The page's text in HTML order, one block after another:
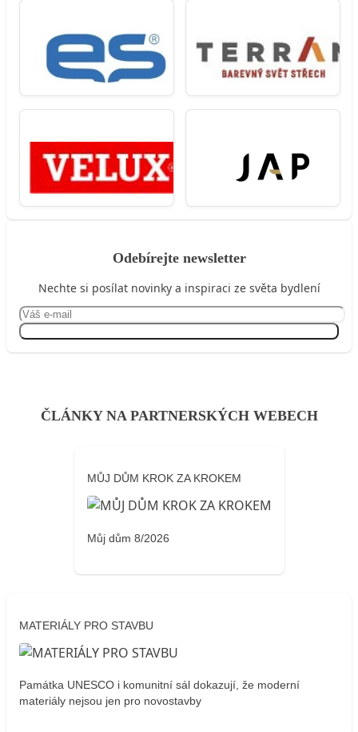
Odebírejte newsletter
Nechte si posílat novinky a inspiraci ze světa bydlení
ČLÁNKY NA PARTNERSKÝCH WEBECH
MŮJ DŮM KROK ZA KROKEM
Můj dům 8/2026
MATERIÁLY PRO STAVBU
Památka UNESCO i komunitní sál dokazují, že moderní
materiály nejsou jen pro novostavby